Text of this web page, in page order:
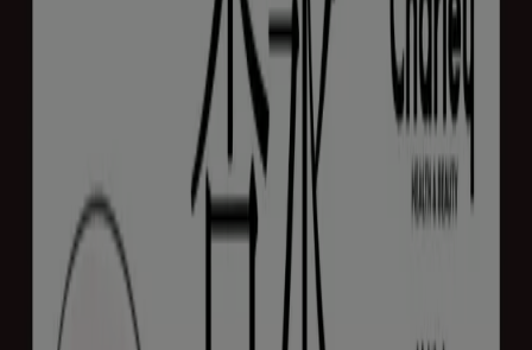
フォローするとお得な情報が手に入る
湖南市のTiendeo»
ドラッグストアの湖南市チラシ
湖南市のスギ薬局
湖南市 の スギ薬局 のオファーをさっ
と確認する